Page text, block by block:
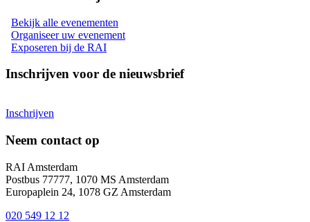
Bekijk alle evenementen
Organiseer uw evenement
Exposeren bij de RAI
Inschrijven voor de nieuwsbrief
Inschrijven
Neem contact op
RAI Amsterdam
Postbus 77777, 1070 MS Amsterdam
Europaplein 24, 1078 GZ Amsterdam
020 549 12 12